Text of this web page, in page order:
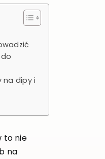
na dipy i
to nie
na